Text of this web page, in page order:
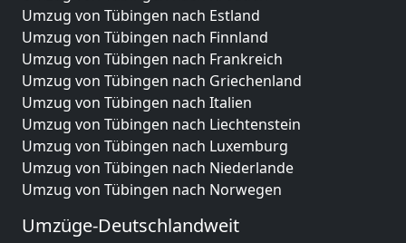
Umzug von Tübingen nach Estland
Umzug von Tübingen nach Finnland
Umzug von Tübingen nach Frankreich
Umzug von Tübingen nach Griechenland
Umzug von Tübingen nach Italien
Umzug von Tübingen nach Liechtenstein
Umzug von Tübingen nach Luxemburg
Umzug von Tübingen nach Niederlande
Umzug von Tübingen nach Norwegen
Umzüge-Deutschlandweit